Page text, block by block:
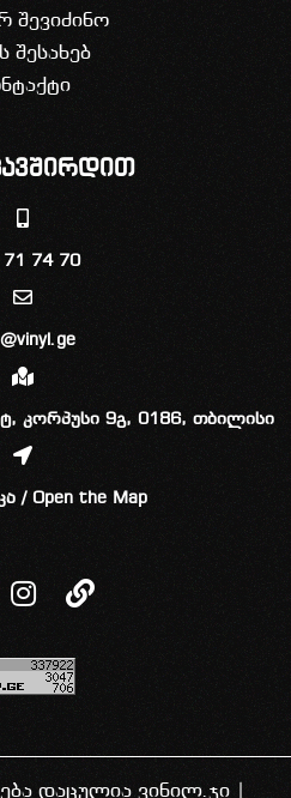
შევიძინო
შესახებ
71 74 70
კორპუსი 9გ, 0186, თბილისი
/ Open the Map
დაცულია ვინილ.ჯი |